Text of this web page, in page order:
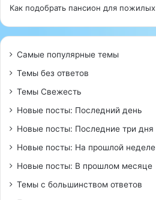
Как подобрать пансион для пожилых
Самые популярные темы
Темы без ответов
Темы Свежесть
Новые посты: Последний день
Новые посты: Последние три дня
Новые посты: На прошлой неделе
Новые посты: В прошлом месяце
Темы с большинством ответов